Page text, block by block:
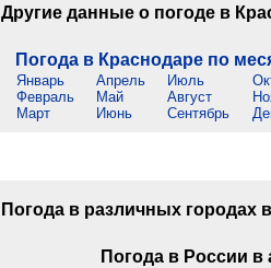
Другие данные о погоде в
Погода в Краснодаре по
Январь Апрель Июль
Февраль
Май Август
Март
Июнь Сентябрь
Погода в различных городах
Погода в России в